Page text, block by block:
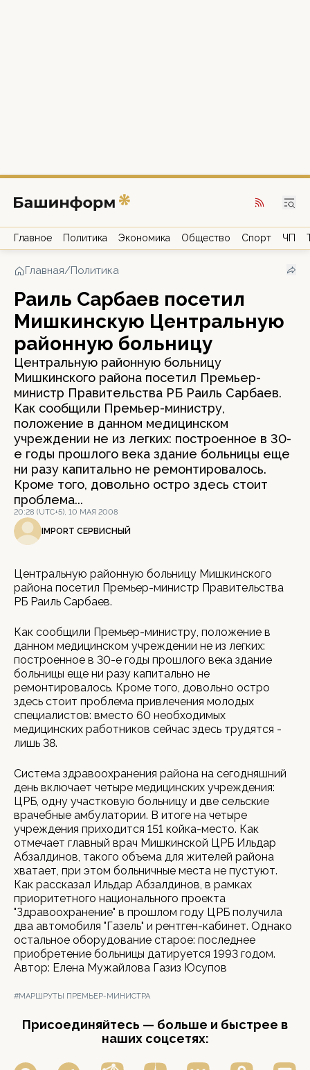
Главное Политика Экономика Общество Спорт ЧП
Главная/Политика
Раиль Сарбаев посетил
Мишкинскую Центральную
районную больницу
Центральную районную больницу
Мишкинского района посетил Премьер-
министр Правительства РБ Раиль Сарбаев.
Как сообщили Премьер-министру,
положение в данном медицинском
учреждении не из легких: построенное в 30-
е годы прошлого века здание больницы еще
ни разу капитально не ремонтировалось.
Кроме того, довольно остро здесь стоит
проблема...
20:28 (UTC+5), 10 МАЯ 2008
IMPORT СЕРВИСНЫЙ
Центральную районную больницу Мишкинского
района посетил Премьер-министр Правительства
РБ Раиль Сарбаев.
Как сообщили Премьер-министру, положение в
данном медицинском учреждении не из легких:
построенное в 30-е годы прошлого века здание
больницы еще ни разу капитально не
ремонтировалось. Кроме того, довольно остро
здесь стоит проблема привлечения молодых
специалистов: вместо 60 необходимых
медицинских работников сейчас здесь трудятся -
лишь 38.
Система здравоохранения района на сегодняшний
день включает четыре медицинских учреждения:
ЦРБ, одну участковую больницу и две сельские
врачебные амбулатории. В итоге на четыре
учреждения приходится 151 койка-место. Как
отмечает главный врач Мишкинской ЦРБ Ильдар
Абзалдинов, такого объема для жителей района
хватает, при этом больничные места не пустуют.
Как рассказал Ильдар Абзалдинов, в рамках
приоритетного национального проекта
"Здравоохранение" в прошлом году ЦРБ получила
два автомобиля "Газель" и рентген-кабинет. Однако
остальное оборудование старое: последнее
приобретение больницы датируется 1993 годом.
Автор: Елена Мужайлова Газиз Юсупов
#МАРШРУТЫ ПРЕМЬЕР-МИНИСТРА
Присоединяйтесь — больше и быстрее в
наших соцсетях: